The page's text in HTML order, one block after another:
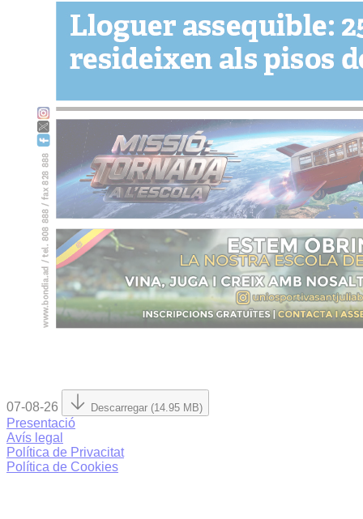
07-08-26 Descarregar (14.95 MB)
Presentació
Avís legal
Política de Privacitat
Política de Cookies